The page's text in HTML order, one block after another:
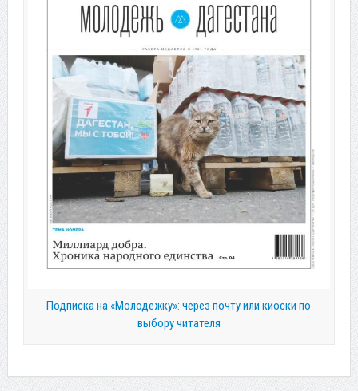
Подписка на «Молодежку»: через почту или киоски по
выбору читателя